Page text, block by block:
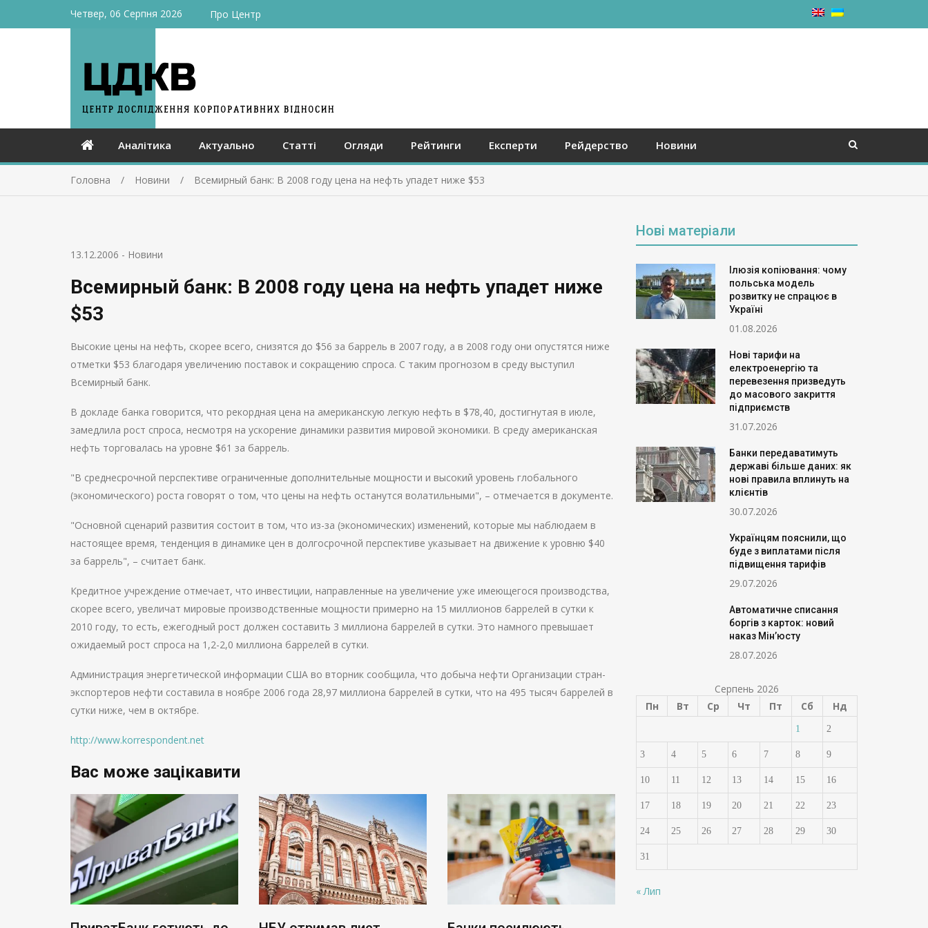
Четвер, 06 Серпня 2026 Про Центр
Аналітика Актуально Статті Огляди Рейтинги Експерти Рейдерство Новини
Головна Новини Всемирный банк: В 2008 году цена на нефть упадет ниже $53
13.12.2006 - Новини
Всемирный банк: В 2008 году цена на нефть упадет ниже
$53
Высокие цены на нефть, скорее всего, снизятся до $56 за баррель в 2007 году, а в 2008 году они опустятся ниже
отметки $53 благодаря увеличению поставок и сокращению спроса. С таким прогнозом в среду выступил
Всемирный банк.
В докладе банка говорится, что рекордная цена на американскую легкую нефть в $78,40, достигнутая в июле,
замедлила рост спроса, несмотря на ускорение динамики развития мировой экономики. В среду американская
нефть торговалась на уровне $61 за баррель.
"В среднесрочной перспективе ограниченные дополнительные мощности и высокий уровень глобального
(экономического) роста говорят о том, что цены на нефть останутся волатильными", – отмечается в документе.
"Основной сценарий развития состоит в том, что из-за (экономических) изменений, которые мы наблюдаем в
настоящее время, тенденция в динамике цен в долгосрочной перспективе указывает на движение к уровню $40
за баррель", – считает банк.
Кредитное учреждение отмечает, что инвестиции, направленные на увеличение уже имеющегося производства,
скорее всего, увеличат мировые производственные мощности примерно на 15 миллионов баррелей в сутки к
2010 году, то есть, ежегодный рост должен составить 3 миллиона баррелей в сутки. Это намного превышает
ожидаемый рост спроса на 1,2-2,0 миллиона баррелей в сутки.
Администрация энергетической информации США во вторник сообщила, что добыча нефти Организации стран-
экспортеров нефти составила в ноябре 2006 года 28,97 миллиона баррелей в сутки, что на 495 тысяч баррелей в
сутки ниже, чем в октябре.
http://www.korrespondent.net
Вас може зацікавити
Нові матеріали
Ілюзія копіювання: чому
польська модель
розвитку не спрацює в
Україні
01.08.2026
Нові тарифи на
електроенергію та
перевезення призведуть
до масового закриття
підприємств
31.07.2026
Банки передаватимуть
державі більше даних: як
нові правила вплинуть на
клієнтів
30.07.2026
Українцям пояснили, що
буде з виплатами після
підвищення тарифів
29.07.2026
Автоматичне списання
боргів з карток: новий
наказ Мін’юсту
28.07.2026
Серпень 2026
Пн
Вт Ср Чт Пт Сб Нд
1 2
3 4 5 6 7 8 9
10 11 12 13 14 15 16
17 18 19 20 21 22 23
24 25 26 27 28 29 30
31
« Лип